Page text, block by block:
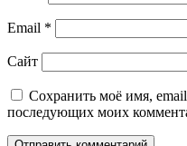
Email *
Сайт
Сохранить моё имя, email
последующих моих